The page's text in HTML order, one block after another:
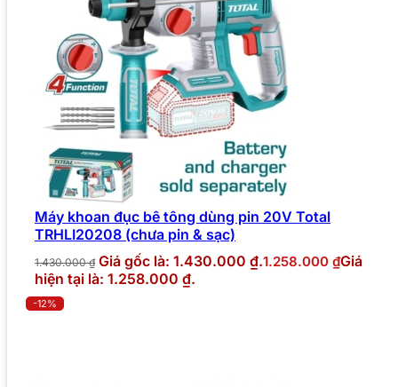
Máy khoan đục bê tông dùng pin 20V Total
TRHLI20208 (chưa pin & sạc)
1.430.000₫ Giá gốc là: 1.430.000 ₫.1.258.000 ₫Giá
hiện tại là: 1.258.000 ₫.
-12%